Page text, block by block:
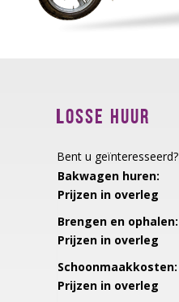
LOSSE HUUR
Bent u geïnteresseerd?
Bakwagen huren:
Prijzen in overleg
Brengen en ophalen:
Prijzen in overleg
Schoonmaakkosten:
Prijzen in overleg